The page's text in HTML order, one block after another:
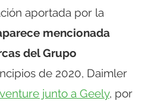
aportada por la
mencionada
del Grupo
de 2020, Daimler
junto a Geely, por